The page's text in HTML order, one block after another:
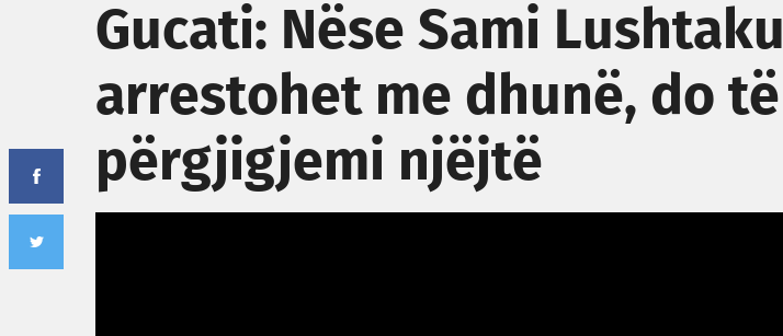
Gucati: Nëse Sami Lushtaku
arrestohet me dhunë, do të
përgjigjemi njëjtë